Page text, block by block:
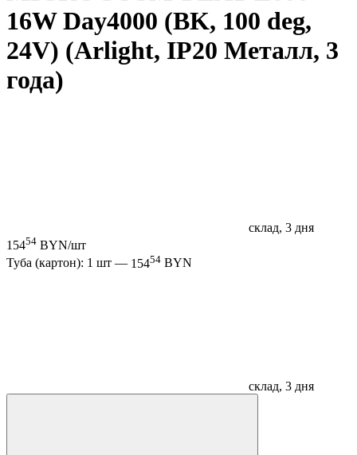
16W Day4000 (BK, 100 deg,
24V) (Arlight, IP20 Металл, 3
года)
склад, 3 дня
15454 BYN/шт
Туба (картон): 1 шт — 15454 BYN
склад, 3 дня